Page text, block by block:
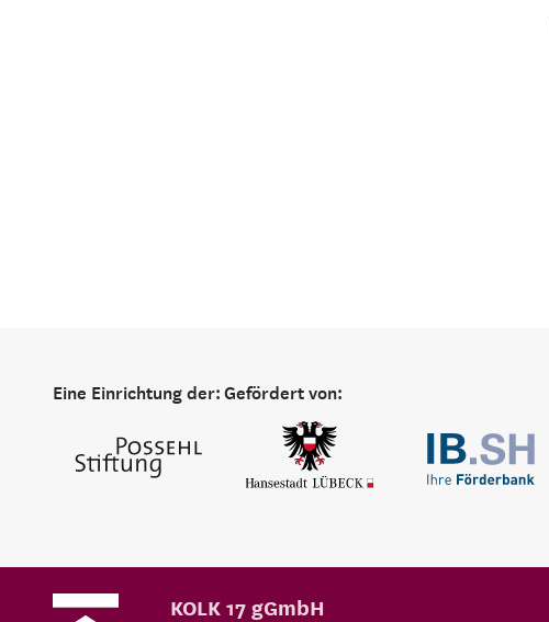
Eine Einrichtung der:Gefördert von:
KOLK 17 gGmbH